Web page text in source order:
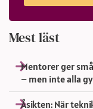
Mest läst
Mentorer ger
– men inte alla
Åsikten: När